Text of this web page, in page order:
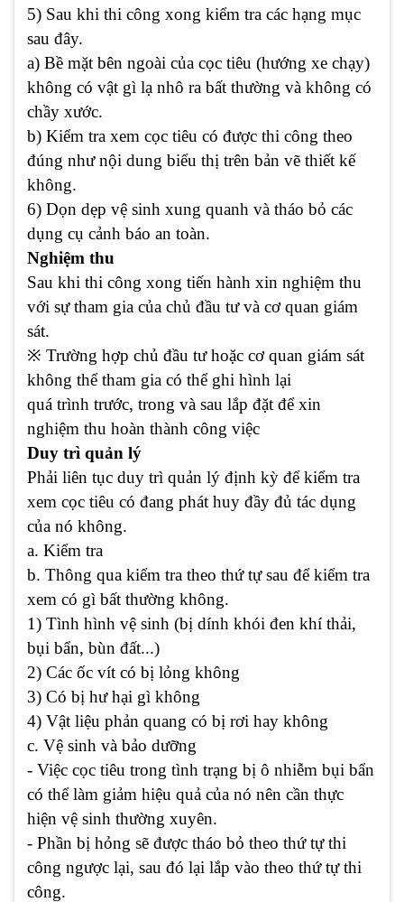
5) Sau khi thi công xong kiểm tra các hạng mục
sau đây.
a) Bề mặt bên ngoài của cọc tiêu (hướng xe chạy)
không có vật gì lạ nhô ra bất thường và không có
chầy xước.
b) Kiểm tra xem cọc tiêu có được thi công theo
đúng như nội dung biểu thị trên bản vẽ thiết kế
không.
6) Dọn dẹp vệ sinh xung quanh và tháo bỏ các
dụng cụ cảnh báo an toàn.
Nghiệm thu
Sau khi thi công xong tiến hành xin nghiệm thu
với sự tham gia của chủ đầu tư và cơ quan giám
sát.
※ Trường hợp chủ đầu tư hoặc cơ quan giám sát
không thể tham gia có thể ghi hình lại
quá trình trước, trong và sau lắp đặt để xin
nghiệm thu hoàn thành công việc
Duy trì quản lý
Phải liên tục duy trì quản lý định kỳ để kiểm tra
xem cọc tiêu có đang phát huy đầy đủ tác dụng
của nó không.
a. Kiểm tra
b. Thông qua kiểm tra theo thứ tự sau để kiểm tra
xem có gì bất thường không.
1) Tình hình vệ sinh (bị dính khói đen khí thải,
bụi bẩn, bùn đất...)
2) Các ốc vít có bị lỏng không
3) Có bị hư hại gì không
4) Vật liệu phản quang có bị rơi hay không
c. Vệ sinh và bảo dưỡng
- Việc cọc tiêu trong tình trạng bị ô nhiễm bụi bẩn
có thể làm giảm hiệu quả của nó nên cần thực
hiện vệ sinh thường xuyên.
- Phần bị hỏng sẽ được tháo bỏ theo thứ tự thi
công ngược lại, sau đó lại lắp vào theo thứ tự thi
công.